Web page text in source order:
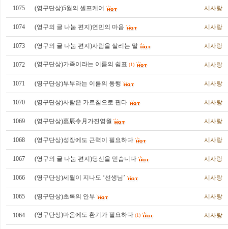
1075 (영구단상)5월의 셀프케어 시사랑
1074 (영구의 글 나눔 편지)연민의 마음 시사랑
1073 (영구의 글 나눔 편지)사람을 살리는 말 시사랑
1072 (영구단상)가족이라는 이름의 쉼표 (1) 시사랑
1071 (영구단상)부부라는 이름의 동행 시사랑
1070 (영구단상)사람은 가르침으로 핀다 시사랑
1069 (영구단상)嘉辰令月가진영월 시사랑
1068 (영구단상)성장에도 근력이 필요하다 시사랑
1067 (영구의 글 나눔 편지)당신을 믿습니다 시사랑
1066 (영구단상)세월이 지나도 ‘선생님’ 시사랑
1065 (영구단상)초록의 안부 시사랑
1064 (영구단상)마음에도 환기가 필요하다 (1) 시사랑